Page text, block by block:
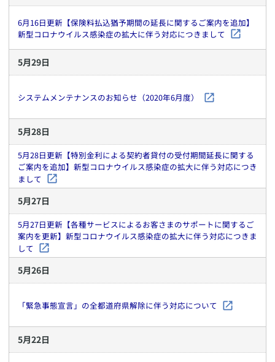
6月16日更新【保険料払込猶予期間の延長に関するご案内を追加】
新型コロナウイルス感染症の拡大に伴う対応につきまして
5月29日
システムメンテナンスのお知らせ（2020年6月度）
5月28日
5月28日更新【特別金利による契約者貸付の受付期間延長に関する
ご案内を追加】新型コロナウイルス感染症の拡大に伴う対応につき
まして
5月27日
5月27日更新【各種サービスによるお客さまのサポートに関するご
案内を更新】新型コロナウイルス感染症の拡大に伴う対応につきま
して
5月26日
「緊急事態宣言」の全都道府県解除に伴う対応について
5月22日